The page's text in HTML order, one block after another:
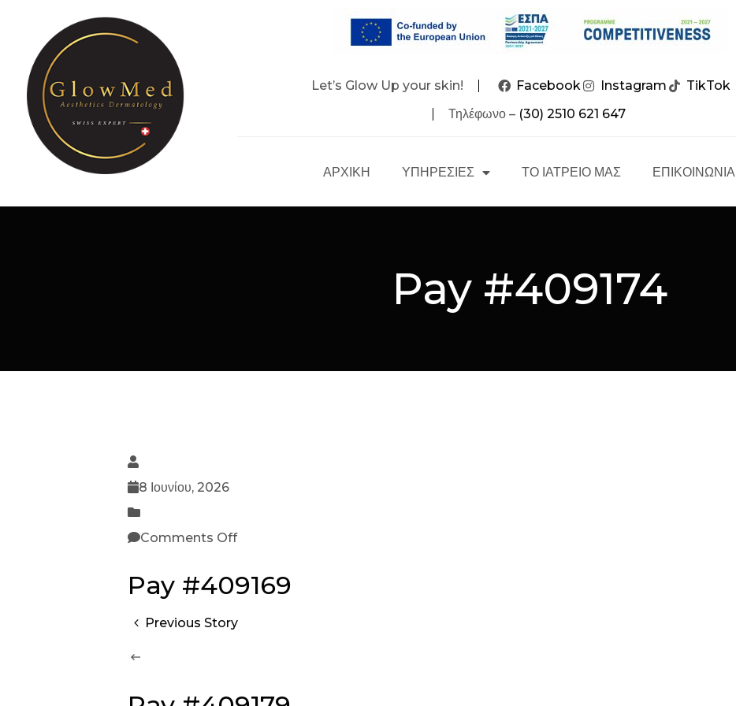
Let’s Glow Up your skin! Facebook Instagram
TikTok
Τηλέφωνο – (30) 2510 621 647
ΑΡΧΙΚΗ ΥΠΗΡΕΣΙΕΣ ΤΟ ΙΑΤΡΕΙΟ ΜΑΣ ΕΠΙΚΟΙΝΩΝΙΑ
Pay #409174
8 Ιουνίου, 2026
Comments Off
Pay #409169
Previous Story